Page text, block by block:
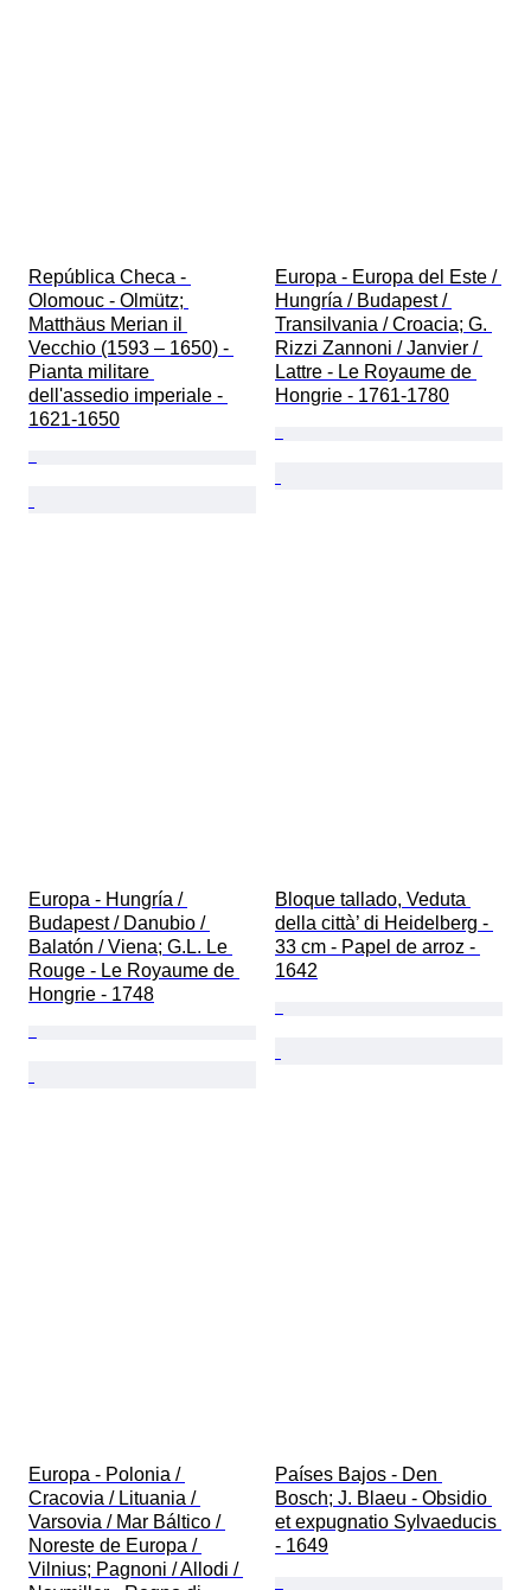
República Checa -
Olomouc - Olmütz;
Matthäus Merian il
Vecchio (1593 – 1650) -
Pianta militare
dell'assedio imperiale -
1621-1650
Europa - Europa del Este /
Hungría / Budapest /
Transilvania / Croacia; G.
Rizzi Zannoni / Janvier /
Lattre - Le Royaume de
Hongrie - 1761-1780
Europa - Hungría /
Budapest / Danubio /
Balatón / Viena; G.L. Le
Rouge - Le Royaume de
Hongrie - 1748
Bloque tallado, Veduta
della città’ di Heidelberg -
33 cm - Papel de arroz -
1642
Europa - Polonia /
Cracovia / Lituania /
Varsovia / Mar Báltico /
Noreste de Europa /
Vilnius; Pagnoni / Allodi /
Países Bajos - Den
Bosch; J. Blaeu - Obsidio
et expugnatio Sylvaeducis
- 1649